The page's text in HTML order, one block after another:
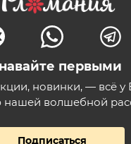
первыми
новинки, — всё у
волшебной
Подписаться